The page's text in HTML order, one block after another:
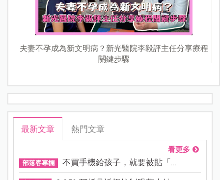
夫妻不孕成為新文明病？新光醫院李毅評主任分享療程
關鍵步驟
最新文章 熱門文章
看更多
部落客專欄 不買手機給孩子，就要被貼「...